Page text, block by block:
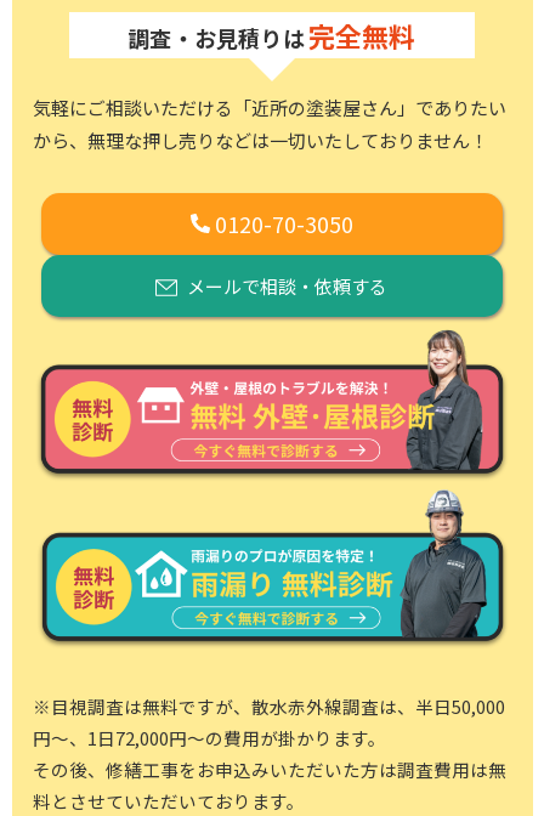
調査・お見積りは完全無料
気軽にご相談いただける「近所の塗装屋さん」でありたい
から、 無理な押し売りなどは一切いたしておりません！
0120-70-3050
メールで相談・依頼する
※目視調査は無料ですが、散水赤外線調査は、半日50,000
円～、1日72,000円～の費用が掛かります。
その後、修繕工事をお申込みいただいた方は調査費用は無
料とさせていただいております。